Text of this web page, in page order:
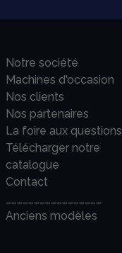
Notre société
Machines d'occasion
Nos clients
Nos partenaires
La foire aux questions
Télécharger notre
catalogue
Contact
Anciens modèles